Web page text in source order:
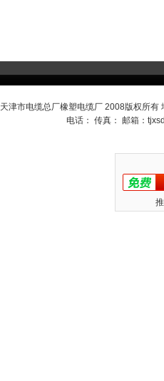
天津市电缆总厂橡塑电缆厂 2008版权所有
电话： 传真： 邮箱：